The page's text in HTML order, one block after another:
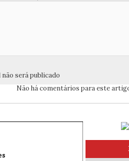
será publicado
Não há comentários para este